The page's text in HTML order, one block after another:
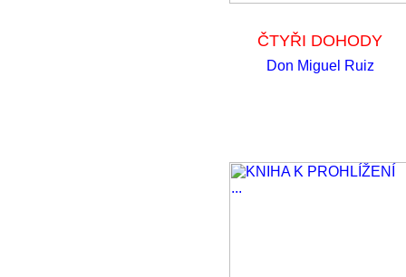
ČTYŘI DOHODY
Don Miguel Ruiz